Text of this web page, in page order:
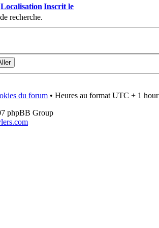
Localisation Inscrit le
recherche.
du forum • Heures au format UTC + 1 hour
phpBB Group